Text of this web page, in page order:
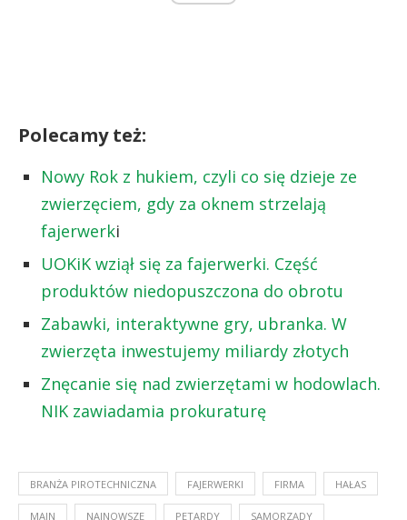
Polecamy też:
Nowy Rok z hukiem, czyli co się dzieje ze
zwierzęciem, gdy za oknem strzelają
fajerwerki
UOKiK wziął się za fajerwerki. Część
produktów niedopuszczona do obrotu
Zabawki, interaktywne gry, ubranka. W
zwierzęta inwestujemy miliardy złotych
Znęcanie się nad zwierzętami w hodowlach.
NIK zawiadamia prokuraturę
BRANŻA PIROTECHNICZNA FAJERWERKI FIRMA HAŁAS
MAIN NAJNOWSZE PETARDY SAMORZĄDY